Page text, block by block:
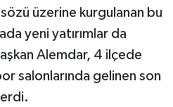
üzerine kurgulanan bu
yeni yatırımlar da
Alemdar, 4 ilçede
salonlarında gelinen son